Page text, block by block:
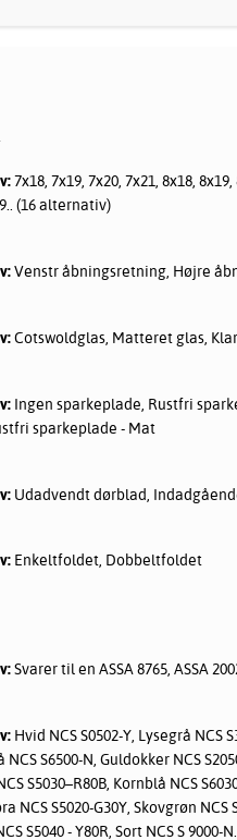
7x18, 7x19, 7x20, 7x21, 8x18, 8x19,
(16 alternativ)
Venstr åbningsretning, Højre
Cotswoldglas, Matteret glas,
Ingen sparkeplade, Rustfri
sparkeplade - Mat
Udadvendt dørblad,
Enkeltfoldet, Dobbeltfoldet
Svarer til en ASSA 8765, ASSA
Hvid NCS S0502-Y, Lysegrå NCS
S6500-N, Guldokker NCS
S5030–R80B, Kornblå NCS
NCS S5020-G30Y, Skovgrøn NCS
S5040 - Y80R, Sort NCS S 9000-